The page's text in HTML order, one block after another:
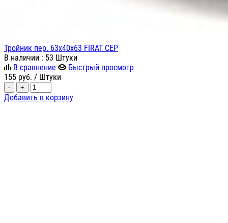
Тройник пер. 63х40х63 FIRAT СЕР
В наличии : 53 Штуки
В сравнение
Быстрый просмотр
155 руб. / Штуки
- +
Добавить в корзину